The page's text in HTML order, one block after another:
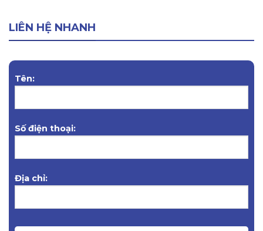
LIÊN HỆ NHANH
Tên:
Số điện thoại:
Địa chỉ: